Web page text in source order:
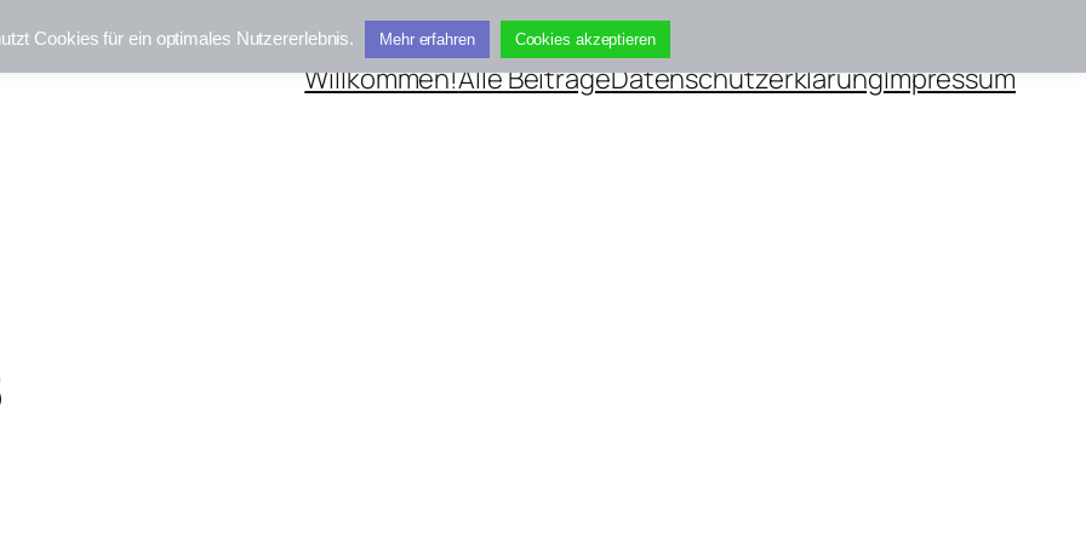
Willkommen!Alle BeiträgeDatenschutzerklärungImpressum
Cookies für ein optimales Nutzererlebnis. Mehr erfahren Cookies akzeptieren